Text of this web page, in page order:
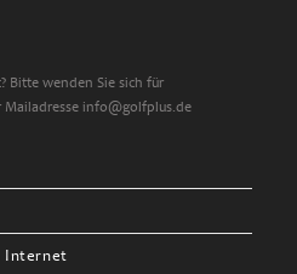
Bitte wenden Sie sich für
info@golfplus.de
Internet